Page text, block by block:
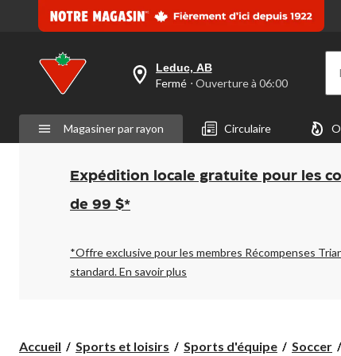
votre
est
Leduc,
AB,
Fermé,
Ouverture
à
pour
changer
Leduc, AB
Fermé ⋅ Ouverture à 06:00
Magasiner par rayon Circulaire
Expédition locale gratuite pour les
de 99 $*
*Offre exclusive pour les membres Récompenses
standard.En savoir plus
Accueil Sports et loisirs Sports d'équipe Soccer